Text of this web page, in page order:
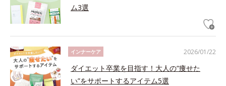
ム3選
2026/01/22
インナーケア
ダイエット卒業を目指す！大人の“痩せた
い”をサポートするアイテム5選